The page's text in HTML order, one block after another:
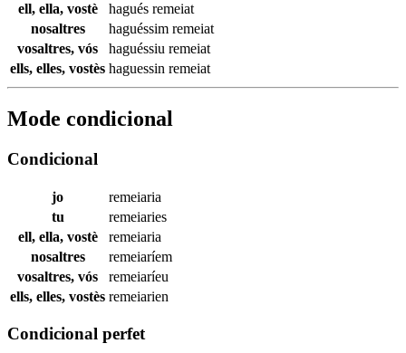
ell, ella, vostè
hagués remeiat
nosaltres
haguéssim remeiat
vosaltres, vós
haguéssiu remeiat
ells, elles, vostès haguessin remeiat
Mode condicional
Condicional
jo
remeiaria
tu
remeiaries
ell, ella, vostè
remeiaria
nosaltres
remeiaríem
vosaltres, vós
remeiaríeu
ells, elles, vostès remeiarien
Condicional perfet